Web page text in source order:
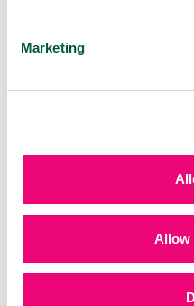
Marketing
Allow
09.10.2024
pracovišti. Naštěstí
toto riziko snížíme a